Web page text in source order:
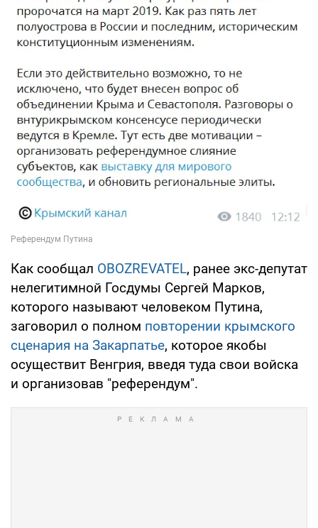
Как сообщал OBOZREVATEL, ранее экс-депутат
нелегитимной Госдумы Сергей Марков,
которого называют человеком Путина,
заговорил о полном повторении крымского
сценария на Закарпатье, которое якобы
осуществит Венгрия, введя туда свои войска
и организовав "референдум".